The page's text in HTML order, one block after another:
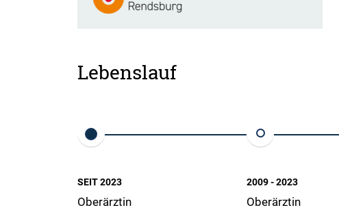
Lebenslauf
SEIT 2023
Oberärztin
2009 - 2023
Oberärztin